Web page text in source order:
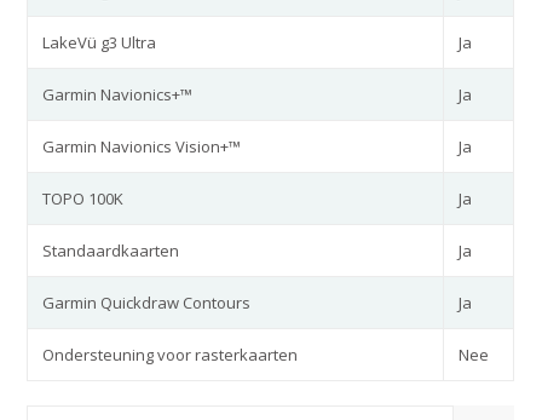
LakeVü g3 Ultra Ja
Garmin Navionics+™ Ja
Garmin Navionics Vision+™ Ja
TOPO 100K Ja
Standaardkaarten Ja
Garmin Quickdraw Contours Ja
Ondersteuning voor rasterkaarten Nee